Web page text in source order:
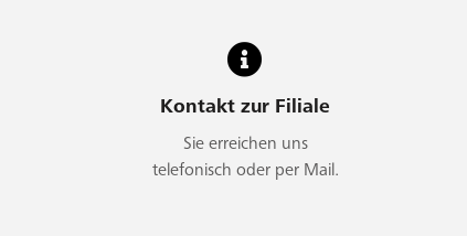
Kontakt zur Filiale
Sie erreichen uns
telefonisch oder per Mail.